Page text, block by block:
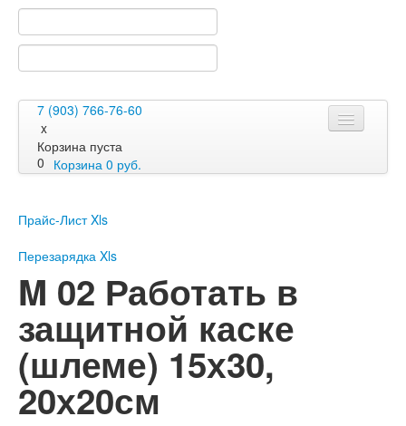
7 (903) 766-76-60
x
Корзина пуста
0 Корзина 0 руб.
Перезарядка
Перезарядка ОП
Перезарядка ОВП
Оплата
Гарантии
Прайс-Лист Xls
Перезарядка Xls
M 02 Работать в
защитной каске
(шлеме) 15х30,
20х20см